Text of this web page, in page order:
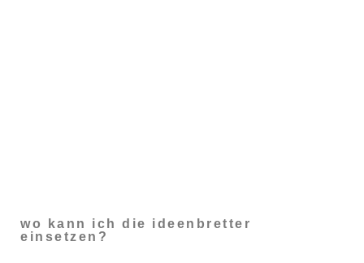
wo kann ich die ideenbretter
einsetzen?